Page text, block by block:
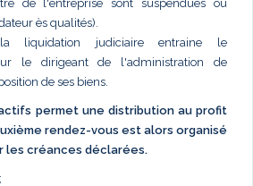
de l'entreprise sont suspendues ou
ès qualités).
liquidation judiciaire entraine le
le dirigeant de l'administration de
de ses biens.
permet une distribution au profit
rendez-vous est alors organisé
les créances déclarées.